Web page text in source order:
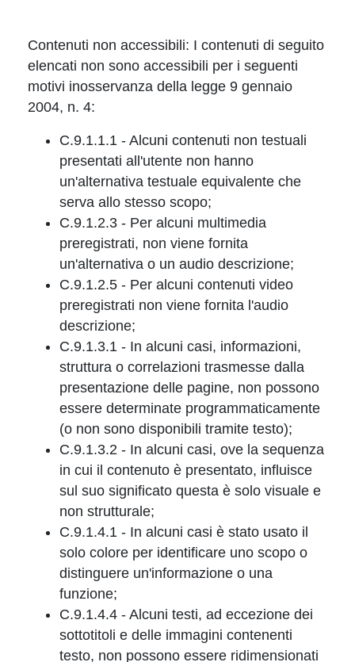
Contenuti non accessibili: I contenuti di seguito
elencati non sono accessibili per i seguenti
motivi inosservanza della legge 9 gennaio
2004, n. 4:
C.9.1.1.1 - Alcuni contenuti non testuali
presentati all'utente non hanno
un'alternativa testuale equivalente che
serva allo stesso scopo;
C.9.1.2.3 - Per alcuni multimedia
preregistrati, non viene fornita
un'alternativa o un audio descrizione;
C.9.1.2.5 - Per alcuni contenuti video
preregistrati non viene fornita l'audio
descrizione;
C.9.1.3.1 - In alcuni casi, informazioni,
struttura o correlazioni trasmesse dalla
presentazione delle pagine, non possono
essere determinate programmaticamente
(o non sono disponibili tramite testo);
C.9.1.3.2 - In alcuni casi, ove la sequenza
in cui il contenuto è presentato, influisce
sul suo significato questa è solo visuale e
non strutturale;
C.9.1.4.1 - In alcuni casi è stato usato il
solo colore per identificare uno scopo o
distinguere un'informazione o una
funzione;
C.9.1.4.4 - Alcuni testi, ad eccezione dei
sottotitoli e delle immagini contenenti
testo, non possono essere ridimensionati